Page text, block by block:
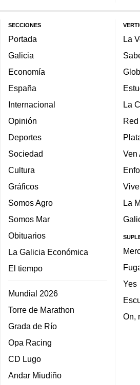
SECCIONES
Portada
Galicia
Economía
España
Internacional
Opinión
Deportes
Sociedad
Cultura
Gráficos
Somos Agro
Somos Mar
Obituarios
La Galicia Económica
El tiempo
Mundial 2026
Torre de Marathon
Grada de Río
Opa Racing
CD Lugo
Andar Miudiño
La
La
Red
Ven
La
Yes
On,